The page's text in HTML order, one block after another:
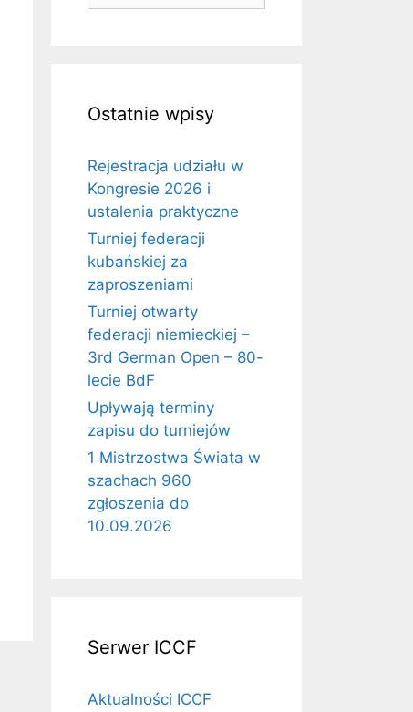
Ostatnie wpisy
Rejestracja udziału w
Kongresie 2026 i
ustalenia praktyczne
Turniej federacji
kubańskiej za
zaproszeniami
Turniej otwarty
federacji niemieckiej –
3rd German Open – 80-
lecie BdF
Upływają terminy
zapisu do turniejów
1 Mistrzostwa Świata w
szachach 960
zgłoszenia do
10.09.2026
Serwer ICCF
Aktualności ICCF